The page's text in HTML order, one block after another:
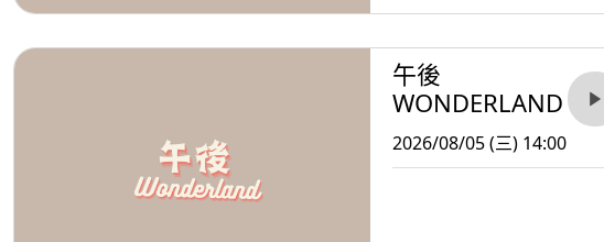
午後
WONDERLAND
2026/08/05 (三) 14:00